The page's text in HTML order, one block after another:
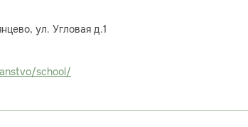
ул. Угловая д.1
school/